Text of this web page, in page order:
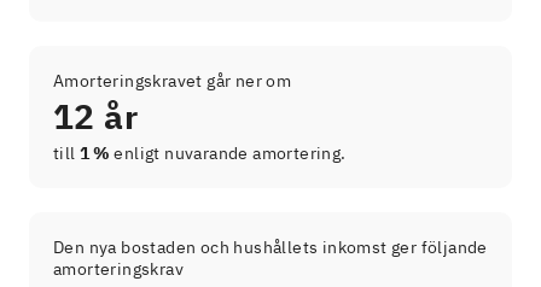
Amorteringskravet går ner om
12 år
till 1 % enligt nuvarande amortering.
Den nya bostaden och hushållets inkomst ger följande
amorteringskrav